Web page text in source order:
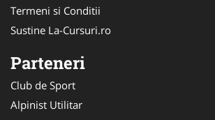
Termeni si Conditii
Sustine La-Cursuri.ro
Parteneri
Club de Sport
Alpinist Utilitar